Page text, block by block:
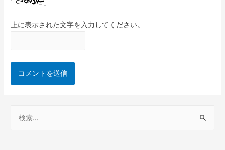
上に表示された文字を入力してください。